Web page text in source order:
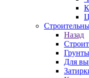
Назад
Грунты
Для